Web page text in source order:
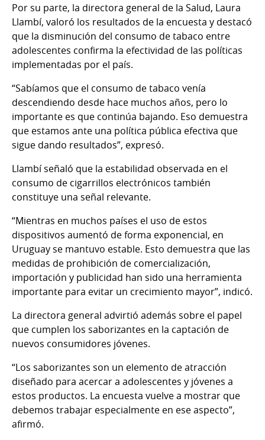
Por su parte, la directora general de la Salud, Laura
Llambí, valoró los resultados de la encuesta y destacó
que la disminución del consumo de tabaco entre
adolescentes confirma la efectividad de las políticas
implementadas por el país.
“Sabíamos que el consumo de tabaco venía
descendiendo desde hace muchos años, pero lo
importante es que continúa bajando. Eso demuestra
que estamos ante una política pública efectiva que
sigue dando resultados”, expresó.
Llambí señaló que la estabilidad observada en el
consumo de cigarrillos electrónicos también
constituye una señal relevante.
“Mientras en muchos países el uso de estos
dispositivos aumentó de forma exponencial, en
Uruguay se mantuvo estable. Esto demuestra que las
medidas de prohibición de comercialización,
importación y publicidad han sido una herramienta
importante para evitar un crecimiento mayor”, indicó.
La directora general advirtió además sobre el papel
que cumplen los saborizantes en la captación de
nuevos consumidores jóvenes.
“Los saborizantes son un elemento de atracción
diseñado para acercar a adolescentes y jóvenes a
estos productos. La encuesta vuelve a mostrar que
debemos trabajar especialmente en ese aspecto”,
afirmó.